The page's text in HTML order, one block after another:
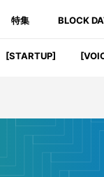
特集 BLOCK
[STARTUP]